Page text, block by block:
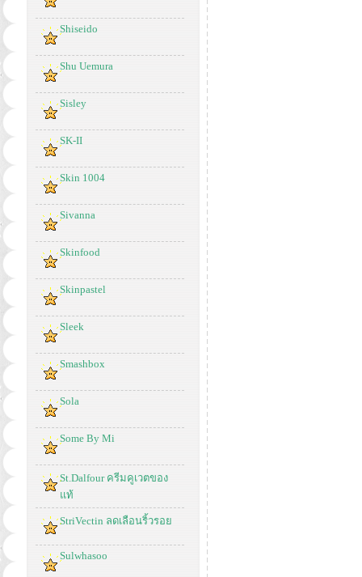
Shiseido
Shu Uemura
Sisley
SK-II
Skin 1004
Sivanna
Skinfood
Skinpastel
Sleek
Smashbox
Sola
Some By Mi
St.Dalfour ครีมคูเวตของ
แท้
StriVectin ลดเลือนริ้วรอย
Sulwhasoo